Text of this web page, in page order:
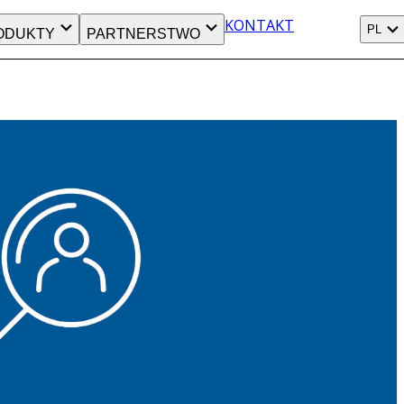
PARTNERSTWO KONTAKT PL